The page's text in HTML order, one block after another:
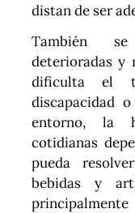
distan de ser
También
deterioradas y
dificulta el
discapacidad
entorno, la
cotidianas
pueda
bebidas y